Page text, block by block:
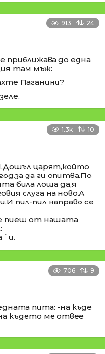
913 24
приближава до една
там мъж:
Паганини?
1.3k 10
царят,който
да ги опитва.По
била лоша да,я
слуга на ново.А
пил-пил направо се
пиеш от нашата
`и.
706 9
пита: -на къде
където ме отвее